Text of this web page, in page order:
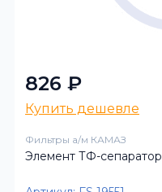
826 ₽
Купить дешевле
Фильтры а/м КАМАЗ
Элемент ТФ-сепаратор